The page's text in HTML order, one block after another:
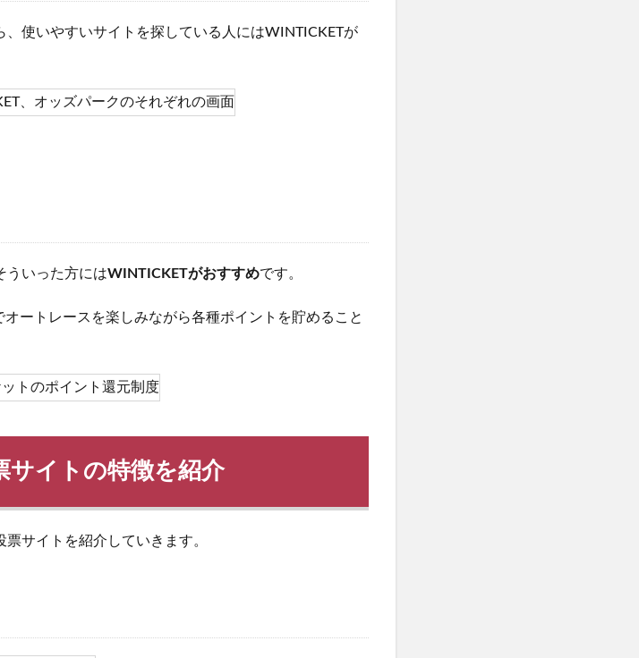
使いやすいサイトを探している人にはWINTICKETが
ういった方にはWINTICKETがおすすめです。
ートレースを楽しみながら各種ポイントを貯めること
サイトの特徴を紹介
サイトを紹介していきます。